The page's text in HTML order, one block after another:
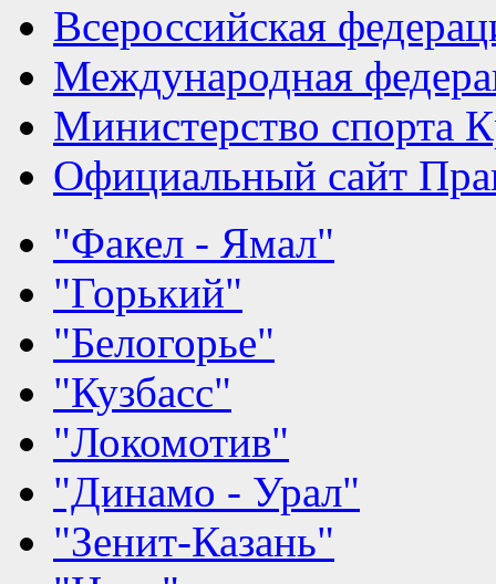
Всероссийская
Международная
Министерство спорта
Официальный сайт
"Факел - Ямал"
"Горький"
"Белогорье"
"Кузбасс"
"Локомотив"
"Динамо - Урал"
"Зенит-Казань"